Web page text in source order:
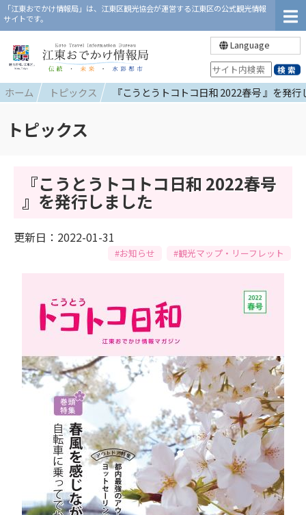
「江東おでかけ情報局」は、江東区観光協会が運営する江東区の公式観光情報
サイトです。
Language
ホーム トピックス 『こうとうトコトコ日和 2022春号 』を発行
トピックス
『こうとうトコトコ日和 2022春号
』を発行しました
更新日：2022-01-31
#お知らせ #観光マップ・リーフレット